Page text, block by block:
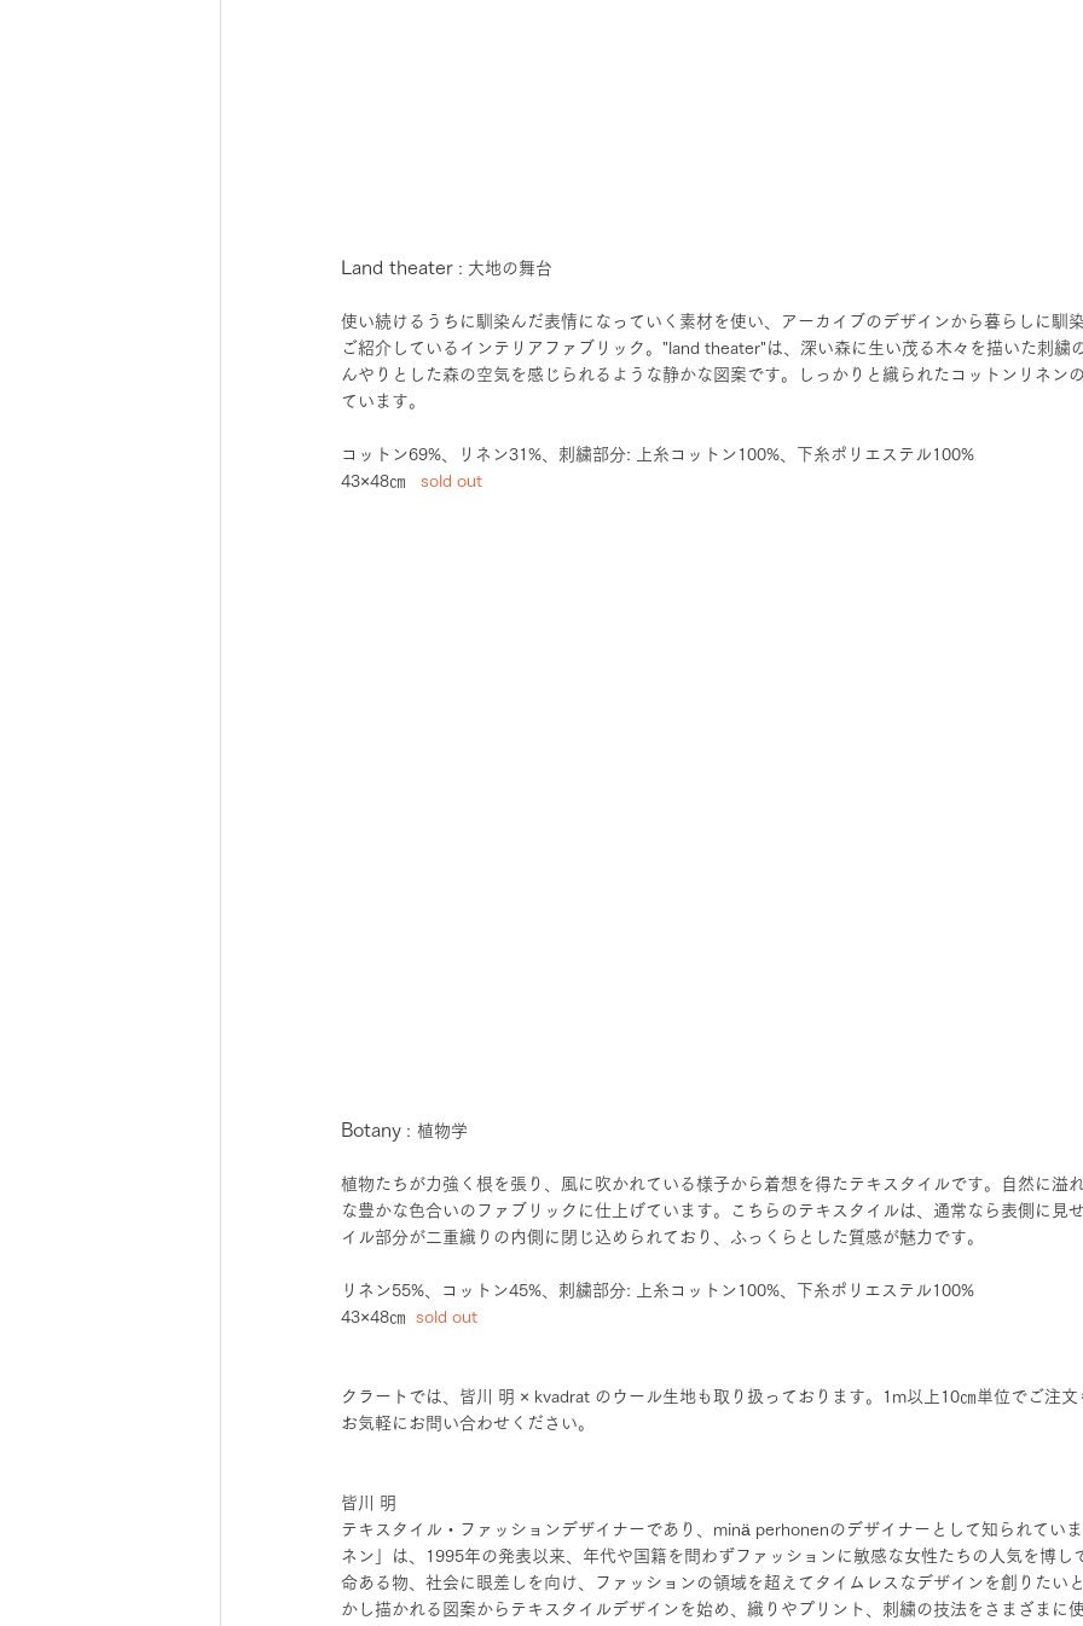
Land theater : 大地の舞台
使い続けるうちに馴染んだ表情になっていく素材を使い、アーカイブのデザインから暮らしに馴
ご紹介しているインテリアファブリック。"land theater"は、深い森に生い茂る木々を描いた刺繍
んやりとした森の空気を感じられるような静かな図案です。しっかりと織られたコットンリネン
ています。
コットン69%、リネン31%、刺繍部分: 上糸コットン100%、下糸ポリエステル100%
43×48㎝ sold out
Botany : 植物学
植物たちが力強く根を張り、風に吹かれている様子から着想を得たテキスタイルです。自然に溢
な豊かな色合いのファブリックに仕上げています。こちらのテキスタイルは、通常なら表側に見
イル部分が二重織りの内側に閉じ込められており、ふっくらとした質感が魅力です。
リネン55%、コットン45%、刺繍部分: 上糸コットン100%、下糸ポリエステル100%
43×48㎝
sold out
クラートでは、皆川 明 × kvadrat のウール生地も取り扱っております。1m以上10㎝単位でご注文
お気軽にお問い合わせください。
皆川 明
テキスタイル・ファッションデザイナーであり、minä perhonenのデザイナーとして知られてい
ネン」は、1995年の発表以来、年代や国籍を問わずファッションに敏感な女性たちの人気を博し
命ある物、社会に眼差しを向け、ファッションの領域を超えてタイムレスなデザインを創りたい
かし描かれる図案からテキスタイルデザインを始め、織りやプリント、刺繍の技法をさまざまに